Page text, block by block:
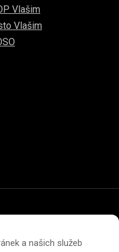
a našich služeb
Vlašim
Vlašim
o ochraně soukromí